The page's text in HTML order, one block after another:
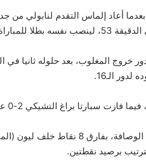
أعاد إلماس التقدم لنابولي من
للمباراة.
خروج المغلوب، بعد حلوله ثانيا
الـ16.
ورفع رينجرز رصيده إلى 8 نقاط في
برصيد نقطتين.